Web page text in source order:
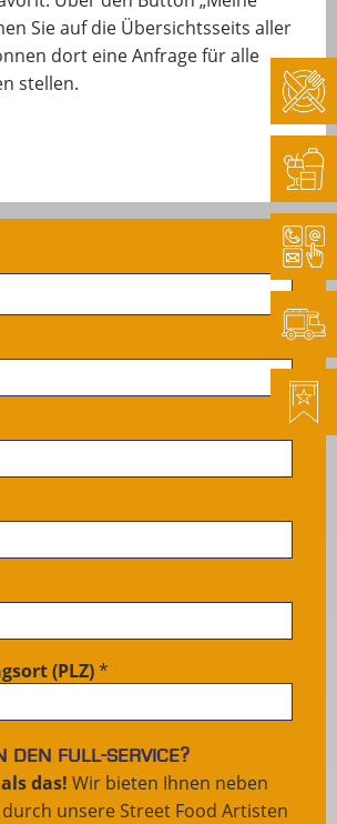
Sie auf die Übersichtsseits aller
dort eine Anfrage für alle
stellen.
(PLZ)*
den Full-Service?
das! Wir bieten Ihnen neben
unsere Street Food Artisten